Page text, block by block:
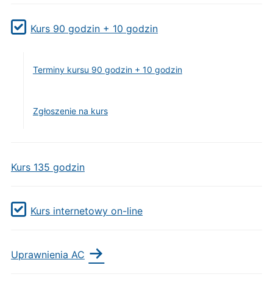
Kurs 90 godzin + 10 godzin
Terminy kursu 90 godzin + 10 godzin
Zgłoszenie na kurs
Kurs 135 godzin
Kurs internetowy on-line
Uprawnienia AC